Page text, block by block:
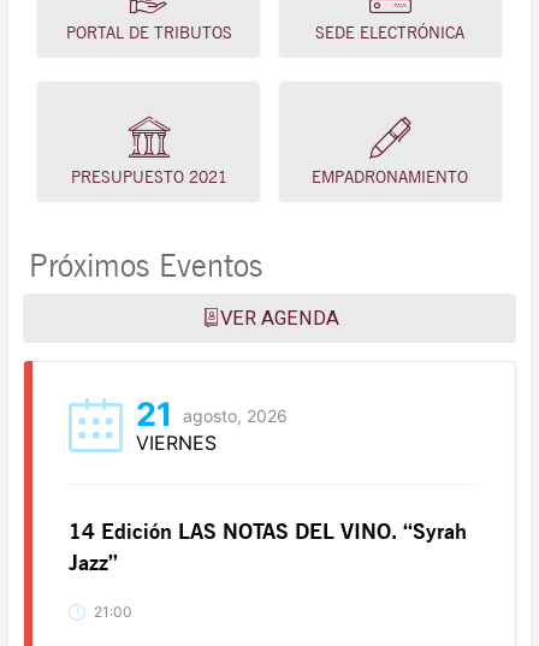
PORTAL DE TRIBUTOS SEDE ELECTRÓNICA
PRESUPUESTO 2021 EMPADRONAMIENTO
Próximos Eventos
VER AGENDA
21 agosto, 2026
VIERNES
14 Edición LAS NOTAS DEL VINO. “Syrah
Jazz”
21:00